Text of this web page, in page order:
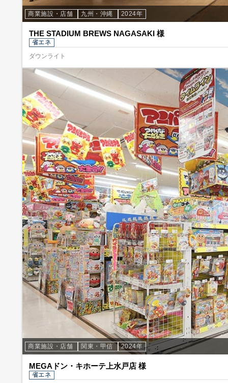
商業施設・店舗 九州・沖縄 2024年
THE STADIUM BREWS NAGASAKI 様
省エネ
ダウンライト
商業施設・店舗 関東・甲信 2024年
MEGAドン・キホーテ上水戸店 様
省エネ